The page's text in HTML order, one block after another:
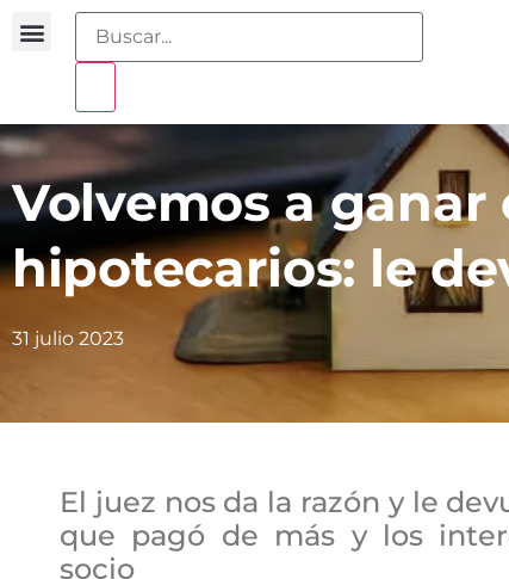
Volvemos a
hipotecarios: le
31 julio 2023
El juez nos da la razón y le
que pagó de más y los
socio